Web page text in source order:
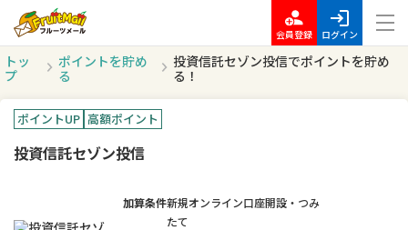
会員登録 ログイン
トッ
プ
ポイントを貯め
る
投資信託セゾン投信でポイントを貯め
る！
ポイントUP 高額ポイント
投資信託セゾン投信
加算条件新規オンライン口座開設・つみ
たて